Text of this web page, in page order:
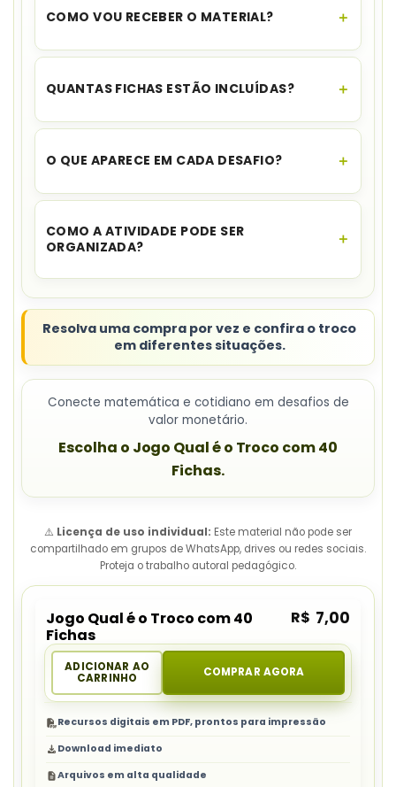
COMO VOU RECEBER O MATERIAL?
O acesso é instantâneo.Assim que o
para download no seu e-mail e no WhatsApp,
QUANTAS FICHAS ESTÃO INCLUÍDAS?
O jogo reúne40 fichas ilustradas.
O QUE APARECE EM CADA DESAFIO?
As situações apresentam produtos, preços e
COMO A ATIVIDADE PODE SER
ORGANIZADA?
duplas, grupos ou estações.
Resolva uma compra por vez e confira o troco
em diferentes situações.
Conecte matemática e cotidiano em desafios de
valor monetário.
Escolha o Jogo Qual é o Troco com 40
Fichas.
⚠️ Licença de uso individual: Este material não pode ser
compartilhado em grupos de WhatsApp, drives ou redes sociais.
Proteja o trabalho autoral pedagógico.
Jogo Qual é o Troco com 40
Fichas
R$ 7,00
ADICIONAR AO
CARRINHO
COMPRAR AGORA
Recursos digitais em PDF, prontos para impressão
Download imediato
Arquivos em alta qualidade